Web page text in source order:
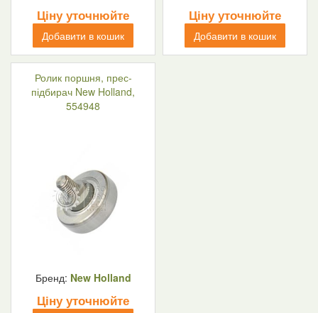
Ціну уточнюйте
Добавити в кошик
Ціну уточнюйте
Добавити в кошик
Ролик поршня, прес-
підбирач New Holland,
554948
Бренд: New Holland
Ціну уточнюйте